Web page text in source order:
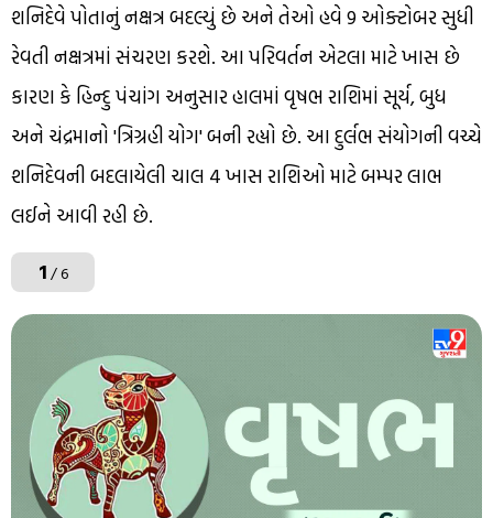
શનિદેવે પોતાનું નક્ષત્ર બદલ્યું છે અને તેઓ હવે 9 ઓક્ટોબર સુધી
રેવતી નક્ષત્રમાં સંચરણ કરશે. આ પરિવર્તન એટલા માટે ખાસ છે
કારણ કે હિન્દુ પંચાંગ અનુસાર હાલમાં વૃષભ રાશિમાં સૂર્ય, બુધ
અને ચંદ્રમાનો 'ત્રિગ્રહી યોગ' બની રહ્યો છે. આ દુર્લભ સંયોગની વચ્ચે
શનિદેવની બદલાયેલી ચાલ 4 ખાસ રાશિઓ માટે બમ્પર લાભ
લઈને આવી રહી છે.
1/ 6